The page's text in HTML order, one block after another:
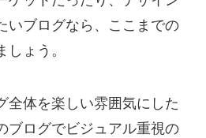
いブログなら、ここまでの
ょう。
全体を楽しい雰囲気にした
ブログでビジュアル重視の